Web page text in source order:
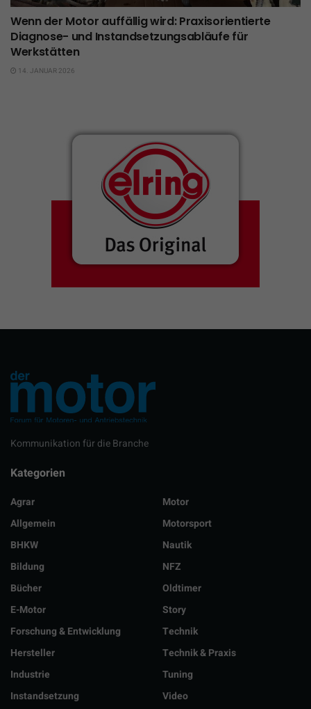
Wenn der Motor auffällig wird: Praxisorientierte
Diagnose- und Instandsetzungsabläufe für
Werkstätten
14. JANUAR 2026
Kommunikation für die Branche
Kategorien
Agrar
Allgemein
BHKW
Bildung
Bücher
E-Motor
Forschung & Entwicklung
Hersteller
Industrie
Instandsetzung
Motor
Motorsport
Nautik
NFZ
Oldtimer
Story
Technik
Technik & Praxis
Tuning
Video